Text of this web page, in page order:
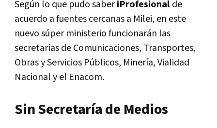
Según lo que pudo saberiProfesionalde
acuerdo a fuentes cercanas a Milei, en este
nuevo súper ministerio funcionarán las
secretarías de Comunicaciones, Transportes,
Obras y Servicios Públicos, Minería, Vialidad
Nacional y el Enacom.
Sin Secretaría de Medios